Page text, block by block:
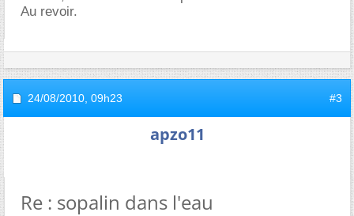
Au revoir.
24/08/2010, 09h23 #3
apzo11
Re : sopalin dans l'eau